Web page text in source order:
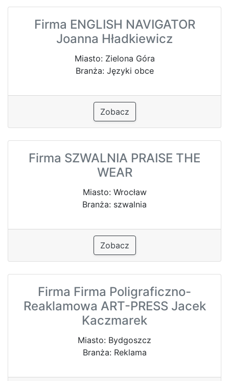
Firma ENGLISH NAVIGATOR
Joanna Hładkiewicz
Miasto: Zielona Góra
Branża: Języki obce
Zobacz
Firma SZWALNIA PRAISE THE
WEAR
Miasto: Wrocław
Branża: szwalnia
Zobacz
Firma Firma Poligraficzno-
Reaklamowa ART-PRESS Jacek
Kaczmarek
Miasto: Bydgoszcz
Branża: Reklama